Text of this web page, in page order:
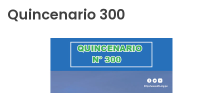
Quincenario 300